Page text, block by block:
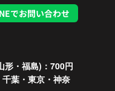
でお問い合わせ
形・福島)：700円
葉・東京・神奈